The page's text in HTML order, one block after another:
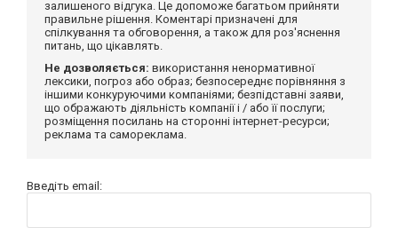
залишеного відгука. Це допоможе багатьом прийняти
правильне рішення. Коментарі призначені для
спілкування та обговорення, а також для роз'яснення
питань, що цікавлять.
Не дозволяється: використання ненормативної
лексики, погроз або образ; безпосереднє порівняння з
іншими конкуруючими компаніями; безпідставні заяви,
що ображають діяльність компанії і / або її послуги;
розміщення посилань на сторонні інтернет-ресурси;
реклама та самореклама.
Введіть email: